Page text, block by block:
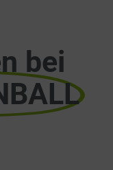
bei